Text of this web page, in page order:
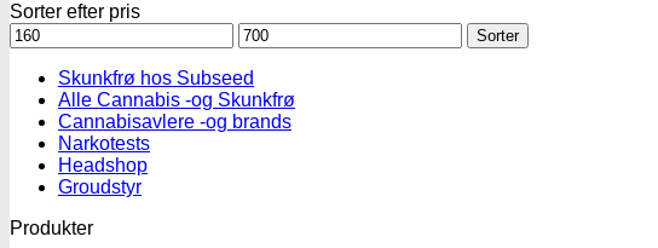
Sorter efter pris
Mindstepris
Maks.
pris
Sorter
Skunkfrø hos Subseed
Alle Cannabis -og Skunkfrø
Cannabisavlere -og brands
Narkotests
Headshop
Groudstyr
Produkter